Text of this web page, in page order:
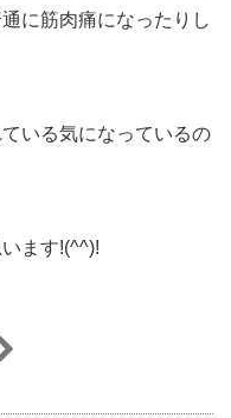
に筋肉痛になったりし
いる気になっているの
ます!(^^)!